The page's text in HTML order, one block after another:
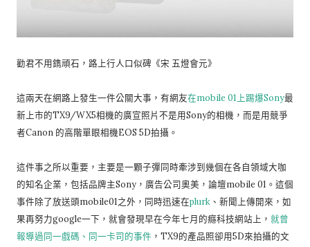
勸君不用鐫頑石，路上行人口似碑《宋 五燈會元》
這兩天在網路上發生一件公關大事，有網友在mobile 01上踢爆Sony最
新上市的TX9/WX5相機的廣宣照片不是用Sony的相機，而是用競爭
者Canon 的高階單眼相機EOS 5D拍攝。
這件事之所以重要，主要是一顆子彈同時牽涉到幾個在各自領域大咖
的知名企業，包括品牌主Sony，廣告公司奧美，論壇mobile 01。這個
事件除了放送頭mobile01之外，同時迅速在plurk 、新聞上傳開來，如
果再努力google一下，就會發現早在今年七月的癮科技網站上， 就曾
報導過同一戲碼、同一卡司的事件 ，TX9的產品照卻用5D來拍攝的文